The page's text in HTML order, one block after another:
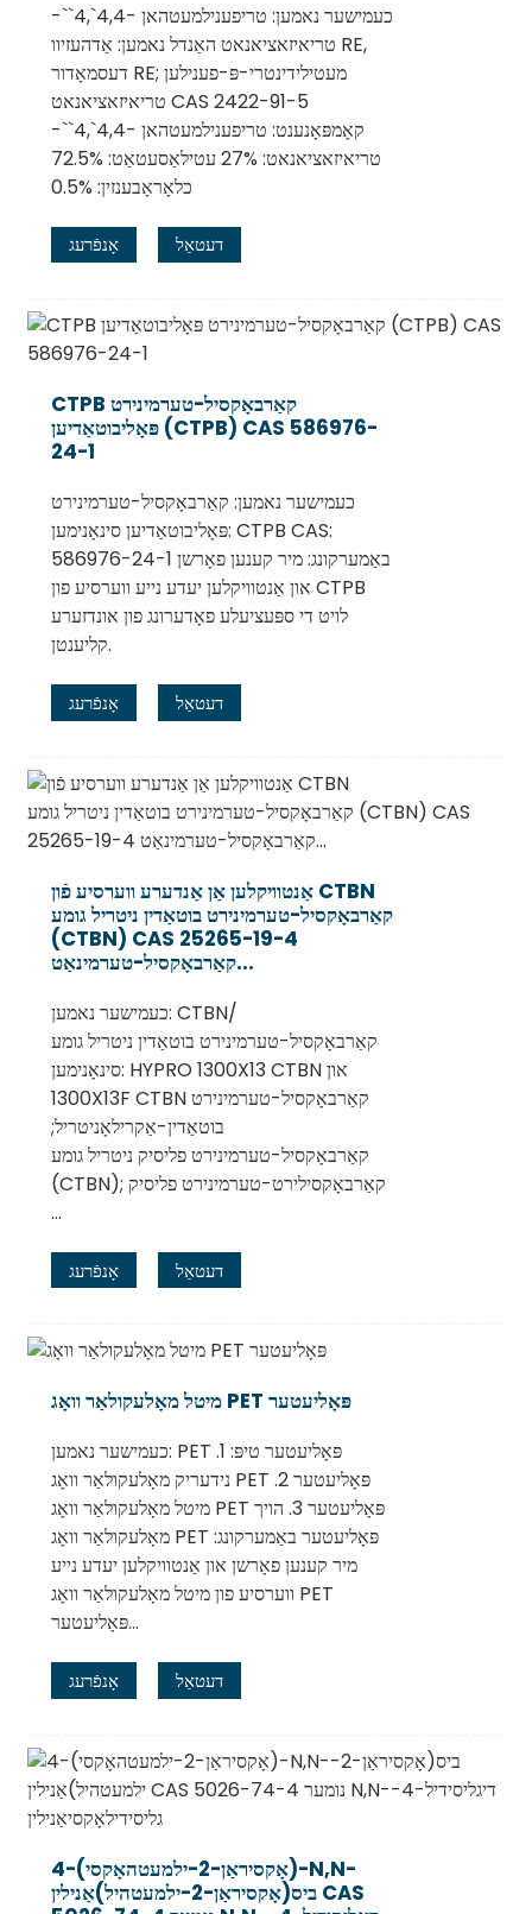
כעמישער נאמען: טריפענילמעטהאן -4,4`,4``-
טריאיזאציאנאט האַנדל נאמען: אַדהעזיוו RE,
דעסמאָדור RE; מעטילידינטרי-פּ-פענילען
טריאיזאציאנאט CAS 2422-91-5
קאָמפּאָנענט: טריפענילמעטהאן -4,4`,4``-
טריאיזאציאנאט: 27% עטילאַסעטאַט: 72.5%
כלאָראָבענזין: 0.5%
אָנפֿרעג דעטאַל
CTPB קאַרבאָקסיל-טערמינירט
פּאָליבוטאַדיען (CTPB) CAS 586976-
24-1
כעמישער נאמען: קאַרבאָקסיל-טערמינירט
פּאָליבוטאַדיען סינאָנימען: CTPB CAS:
586976-24-1 באַמערקונג: מיר קענען פאָרשן
און אַנטוויקלען יעדע נייע ווערסיע פון ​​CTPB
לויט די ספּעציעלע פאָדערונג פון אונדזערע
קליענטן.
אָנפֿרעג דעטאַל
אַנטוויקלען אַן אַנדערע ווערסיע פֿון CTBN
קאַרבאָקסיל-טערמינירט בוטאַדין ניטריל גומע
(CTBN) CAS 25265-19-4
קאַרבאָקסיל-טערמינאַט...
כעמישער נאמען: CTBN/
קאַרבאָקסיל-טערמינירט בוטאַדין ניטריל גומע
סינאָנימען: HYPRO 1300X13 CTBN און
1300X13F CTBN קאַרבאָקסיל-טערמינירט
בוטאַדין-אַקרילאָניטריל;
קאַרבאָקסיל-טערמינירט פליסיק ניטריל גומע
(CTBN); קאַרבאָקסילירט-טערמינירט פליסיק
...
אָנפֿרעג דעטאַל
מיטל מאָלעקולאַר וואָג PET פּאָליעטער
כעמישער נאמען: PET פּאָליעטער טיפּ: 1.
נידעריק מאָלעקולאַר וואָג PET פּאָליעטער 2.
מיטל מאָלעקולאַר וואָג PET פּאָליעטער 3. הויך
מאָלעקולאַר וואָג PET פּאָליעטער באַמערקונג:
מיר קענען פאָרשן און אַנטוויקלען יעדע נייע
ווערסיע פון ​​מיטל מאָלעקולאַר וואָג PET
פּאָליעטער...
אָנפֿרעג דעטאַל
4-(אָקסיראַן-2-ילמעטהאָקסי)-N,N-
ביס(אָקסיראַן-2-ילמעטהיל)אַנילין CAS